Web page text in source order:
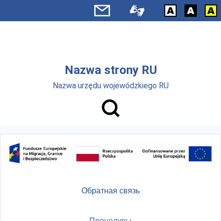
Перейти к основному содержанию
Nazwa strony RU
Nazwa urzędu wojewódzkiego RU
Обратная связь